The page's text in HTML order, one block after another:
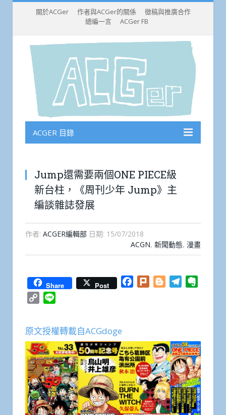
關於ACGer 作者與ACGer的關係
徵稿與推廣合作
總編一言
ACGer FB
ACGER 目錄
Jump還需要兩個ONE PIECE級
新台柱，《周刊少年 Jump》主
編談雜誌發展
作者: ACGER編輯部 日期: 15/07/2018
ACGN, 新聞動態, 漫畫
Share Post Facebook
Plurk BloggerTelegram
Copy
原文授權轉載自ACGdoge